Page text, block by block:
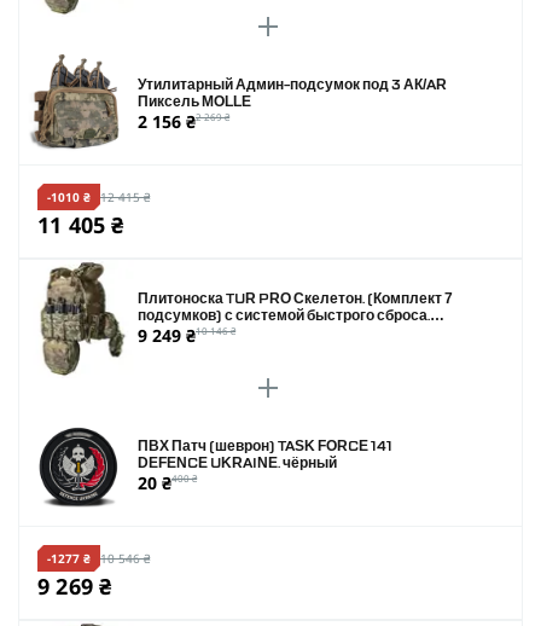
Утилитарный Админ-подсумок под 3 АК/AR
Пиксель MOLLE
2 156 ₴2 269 ₴
-1010 ₴ 12 415 ₴
11 405 ₴
Плитоноска TUR PRO Скелетон. (Комплект 7
подсумков) с системой быстрого сброса.
Molle. Цвет Пиксель.
9 249 ₴10 146 ₴
ПВХ Патч (шеврон) TASK FORCE 141
DEFENCE UKRAINE. чёрный
20 ₴400 ₴
-1277 ₴ 10 546 ₴
9 269 ₴